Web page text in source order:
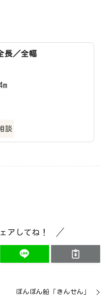
長／全幅
談
アしてね！
ぽんぽん船「きんせん」